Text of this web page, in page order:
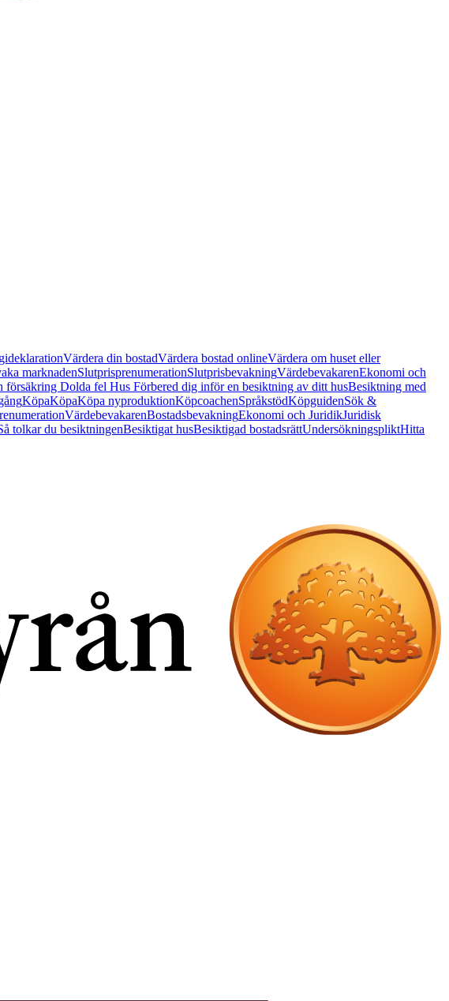
Värdera din bostadVärdera bostad onlineVärdera om huset eller
marknadenSlutprisprenumerationSlutprisbevakningVärdebevakarenEkonomi och
försäkring Dolda fel Hus Förbered dig inför en besiktning av ditt husBesiktning med
KöpaKöpaKöpa nyproduktionKöpcoachenSpråkstödKöpguidenSök &
VärdebevakarenBostadsbevakningEkonomi och JuridikJuridisk
tolkar du besiktningenBesiktigat husBesiktigad bostadsrättUndersökningspliktHitta